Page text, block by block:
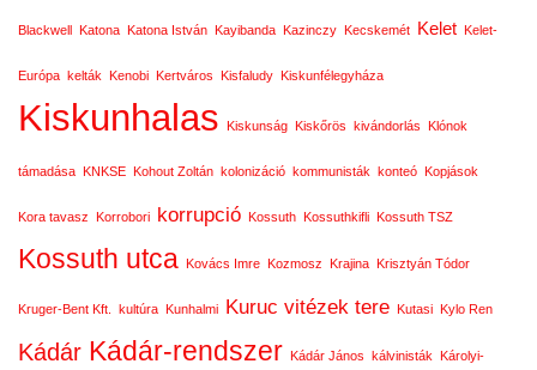
Blackwell Katona Katona István Kayibanda Kazinczy Kecskemét Kelet Kelet-
Európa kelták Kenobi Kertváros Kisfaludy Kiskunfélegyháza
Kiskunhalas Kiskunság Kiskőrös kivándorlás Klónok
támadása KNKSE Kohout Zoltán kolonizáció kommunisták konteó Kopjások
Kora tavasz Korrobori korrupció Kossuth Kossuthkifli Kossuth TSZ
Kossuth utca Kovács Imre Kozmosz Krajina Krisztyán Tódor
Kruger-Bent Kft. kultúra Kunhalmi Kuruc vitézek tere Kutasi Kylo Ren
Kádár Kádár-rendszer Kádár János kálvinisták Károlyi-